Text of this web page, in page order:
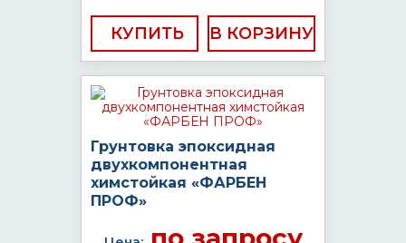
КУПИТЬ
Грунтовка эпоксидная
двухкомпонентная
химстойкая «ФАРБЕН
ПРОФ»